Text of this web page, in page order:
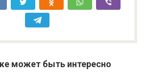
может быть интересно